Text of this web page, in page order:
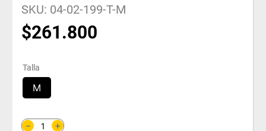
SKU: 04-02-199-T-M
$261.800
Talla
M
＋
－